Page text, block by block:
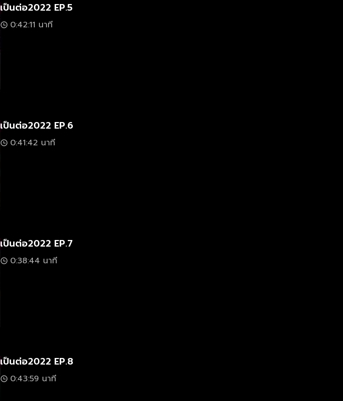
เป็นต่อ2022 EP.5
0:42:11 นาที
เป็นต่อ2022 EP.6
0:41:42 นาที
เป็นต่อ2022 EP.7
0:38:44 นาที
เป็นต่อ2022 EP.8
0:43:59 นาที